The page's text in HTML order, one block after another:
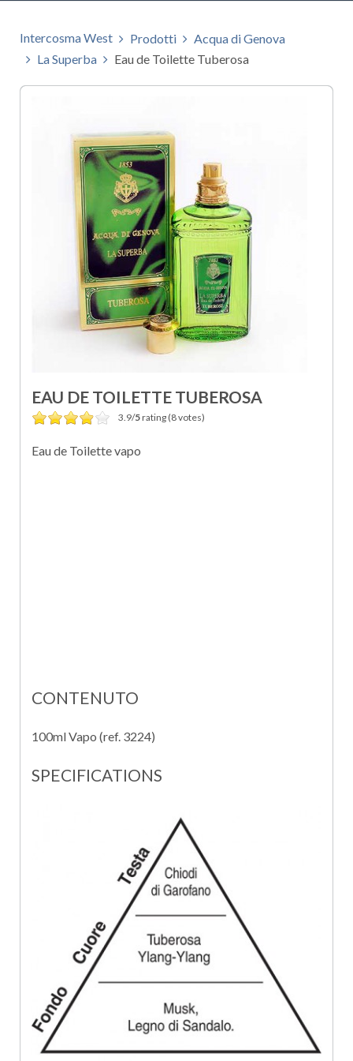
Intercosma West Prodotti
Acqua di Genova
La Superba
Eau de Toilette Tuberosa
EAU DE TOILETTE TUBEROSA
3.9/5rating (8 votes)
Eau de Toilette vapo
CONTENUTO
100ml Vapo (ref. 3224)
SPECIFICATIONS